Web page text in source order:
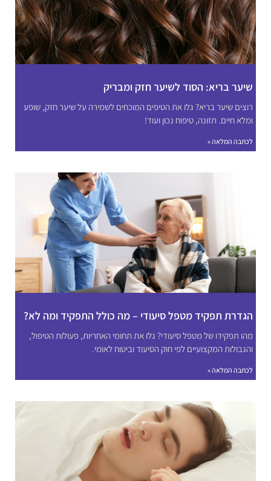
שיער בריא: הסוד לשיער חזק ומבריק
רוצים שיער בריא? גלו את הטיפים המוכחים לשמירה על שיער חזק, שופע
ומלא חיים. תזונה, טיפוח נכון ועוד!
לכתבה המלאה »
הגדרת תפקיד מטפל סיעודי – מה כולל התפקיד ומה לא?
מהו תפקידו של מטפל סיעודי? גלו את תחומי האחריות, פעולות הטיפול,
והגבולות המקצועיים לפי חוק הסיעוד וביטוח לאומי.
לכתבה המלאה »